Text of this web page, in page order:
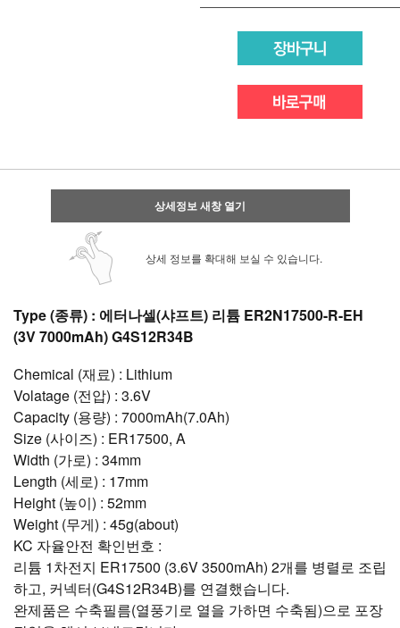
상세정보 새창 열기
상세 정보를 확대해 보실 수 있습니다.
Type (종류) : 에터나셀(샤프트) 리튬 ER2N17500-R-EH
(3V 7000mAh) G4S12R34B
Chemical (재료) : Lithium
Volatage (전압) : 3.6V
Capacity (용량) : 7000mAh(7.0Ah)
Size (사이즈) : ER17500, A
Width (가로) : 34mm
Length (세로) : 17mm
Height (높이) : 52mm
Weight (무게) : 45g(about)
KC 자율안전 확인번호 :
리튬 1차전지 ER17500 (3.6V 3500mAh) 2개를 병렬로 조립
하고, 커넥터(G4S12R34B)를 연결했습니다.
완제품은 수축필름(열풍기로 열을 가하면 수축됨)으로 포장